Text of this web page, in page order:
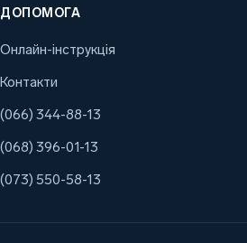
ДОПОМОГА
Онлайн-інструкція
Контакти
(066) 344-88-13
(068) 396-01-13
(073) 550-58-13